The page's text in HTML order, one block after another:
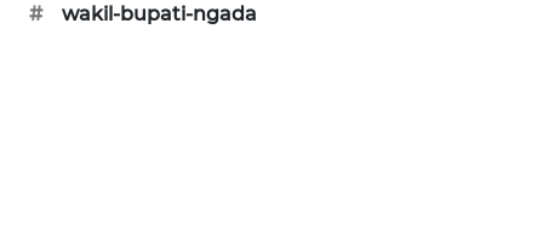
#
wakil-bupati-ngada